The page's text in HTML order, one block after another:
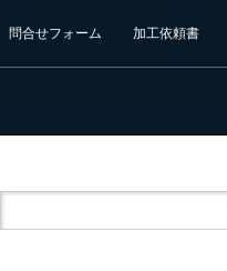
問合せフォーム 加工依頼書